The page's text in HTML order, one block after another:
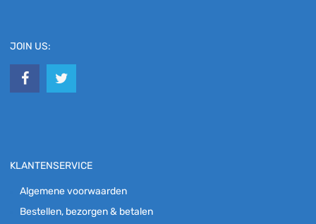
JOIN US:
KLANTENSERVICE
Algemene voorwaarden
Bestellen, bezorgen & betalen